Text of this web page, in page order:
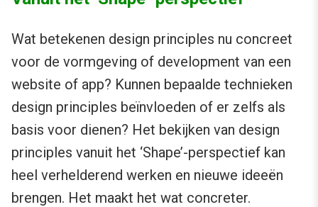
Wat betekenen design principles nu concreet
voor de vormgeving of development van een
website of app? Kunnen bepaalde technieken
design principles beïnvloeden of er zelfs als
basis voor dienen? Het bekijken van design
principles vanuit het ‘Shape’-perspectief kan
heel verhelderend werken en nieuwe ideeën
brengen. Het maakt het wat concreter.